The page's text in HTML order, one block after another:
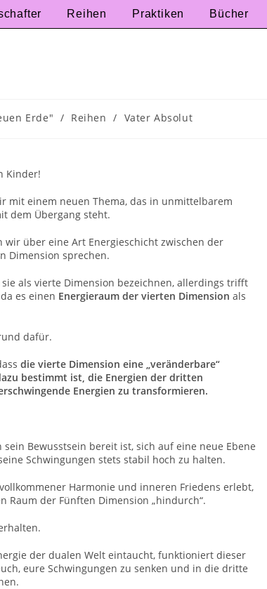
Reihen Praktiken Bücher
Erde" / Reihen / Vater Absolut
Kinder!
mit einem neuen Thema, das in unmittelbarem
dem Übergang steht.
wir über eine Art Energieschicht zwischen der
Dimension sprechen.
als vierte Dimension bezeichnen, allerdings trifft
es einen Energieraum der vierten Dimension als
dafür.
die vierte Dimension eine „veränderbare“
bestimmt ist, die Energien der dritten
Energien zu transformieren.
Bewusstsein bereit ist, sich auf eine neue Ebene
Schwingungen stets stabil hoch zu halten.
Harmonie und inneren Friedens erlebt,
Raum der Fünften Dimension „hindurch“.
der dualen Welt eintaucht, funktioniert dieser
eure Schwingungen zu senken und in die dritte